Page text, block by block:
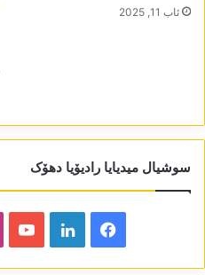
ئاب 11, 2025
سوشیال میدیایا رادیۆیا دھۆک
Facebook
LinkedIn